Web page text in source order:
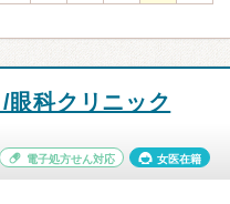
眼科クリニック
電子処方せん対応 女医在籍